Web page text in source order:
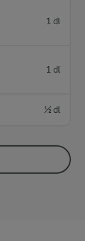
1 dl
1 dl
½ dl